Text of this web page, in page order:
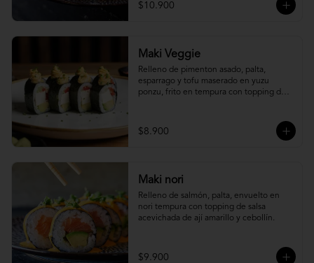
$10.900
Maki Veggie
Relleno de pimenton asado, palta,
esparrago y tofu maserado en yuzu
ponzu, frito en tempura con topping de
$8.900
Maki nori
Relleno de salmón, palta, envuelto en
nori tempura con topping de salsa
acevichada de ají amarillo y cebollín.
$9.900